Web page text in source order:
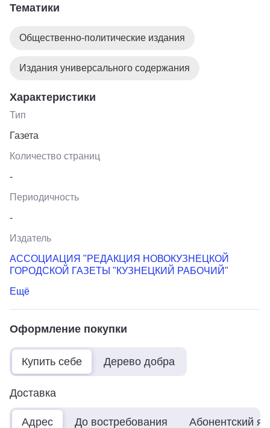
Тематики
Общественно-политические издания
Издания универсального содержания
Характеристики
Тип
Газета
Количество страниц
-
Периодичность
-
Издатель
АССОЦИАЦИЯ "РЕДАКЦИЯ НОВОКУЗНЕЦКОЙ
ГОРОДСКОЙ ГАЗЕТЫ "КУЗНЕЦКИЙ РАБОЧИЙ"
Ещё
Оформление покупки
Купить себе Дерево добра
Доставка
Адрес До востребования Абонентский